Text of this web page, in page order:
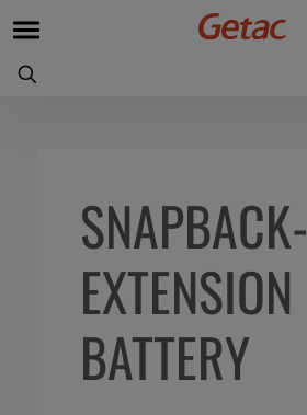
SNAPBACK-
EXTENSION
BATTERY